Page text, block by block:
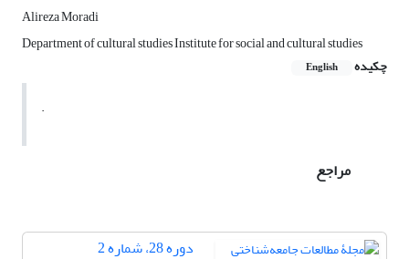
Alireza Moradi
Department of cultural studies Institute for social and cultural studies
چکیده
English
.
مراجع
دوره 28، شماره 2